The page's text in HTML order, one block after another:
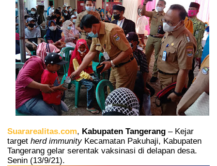
Suararealitas.com, Kabupaten Tangerang – Kejar
target herd immunityKecamatan Pakuhaji, Kabupaten
Tangerang gelar serentak vaksinasi di delapan desa.
Senin (13/9/21).